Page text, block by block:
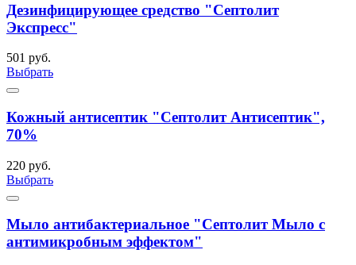
Дезинфицирующее средство "Септолит
Экспресс"
501 руб.
Выбрать
Кожный антисептик "Септолит Антисептик",
70%
220 руб.
Выбрать
Мыло антибактериальное "Септолит Мыло с
антимикробным эффектом"